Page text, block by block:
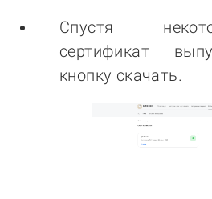
Спустя
сертификат
кнопку скачать.